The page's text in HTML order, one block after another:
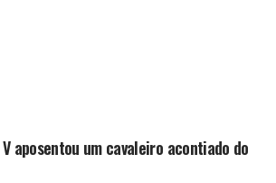
aposentou um cavaleiro acontiado do